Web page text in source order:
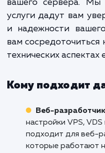
раскрыть
Поэтому
и поддержка
услуга, это
Если вы готовы